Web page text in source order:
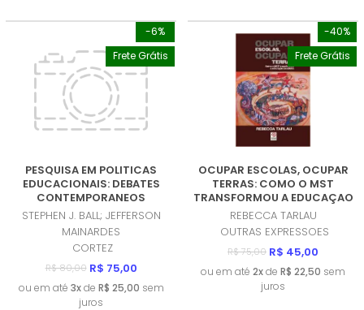
-6%
Frete Grátis
PESQUISA EM POLITICAS
EDUCACIONAIS: DEBATES
CONTEMPORANEOS
(PRODUTO NOVO)
STEPHEN J. BALL; JEFFERSON
MAINARDES
CORTEZ
R$ 80,00 R$ 75,00
ou em até 3xde R$ 25,00 sem
juros
-40%
Frete Grátis
OCUPAR ESCOLAS, OCUPAR
TERRAS: COMO O MST
TRANSFORMOU A EDUCAÇAO
BRASILEIRA (PRODUTO
NOVO)
REBECCA TARLAU
OUTRAS EXPRESSOES
R$ 75,00 R$ 45,00
ou em até 2xde R$ 22,50 sem
juros